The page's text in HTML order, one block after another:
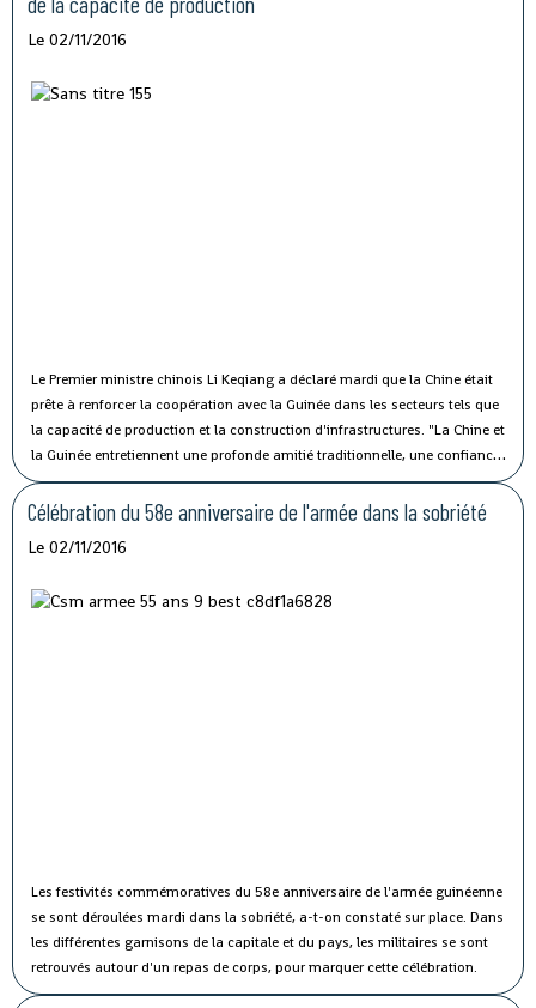
Le 02/11/2016
Le Premier ministre chinois Li Keqiang a déclaré mardi que la Chine était
prête à renforcer la coopération avec la Guinée dans les secteurs tels que
la capacité de production et la construction d'infrastructures. "La Chine et
la Guinée entretiennent une profonde amitié traditionnelle, une confiance
politique solide et une coopération fructueuse", a affirmé M. Li lors de sa
rencontre avec le président guinéen Alpha Condé à Beijing.
Célébration du 58e anniversaire de l'armée dans la sobriété
Le 02/11/2016
Les festivités commémoratives du 58e anniversaire de l'armée guinéenne
se sont déroulées mardi dans la sobriété, a-t-on constaté sur place. Dans
les différentes garnisons de la capitale et du pays, les militaires se sont
retrouvés autour d'un repas de corps, pour marquer cette célébration.